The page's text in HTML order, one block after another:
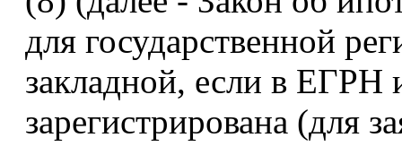
для государственной
закладной, если в ЕГРН
зарегистрирована (для